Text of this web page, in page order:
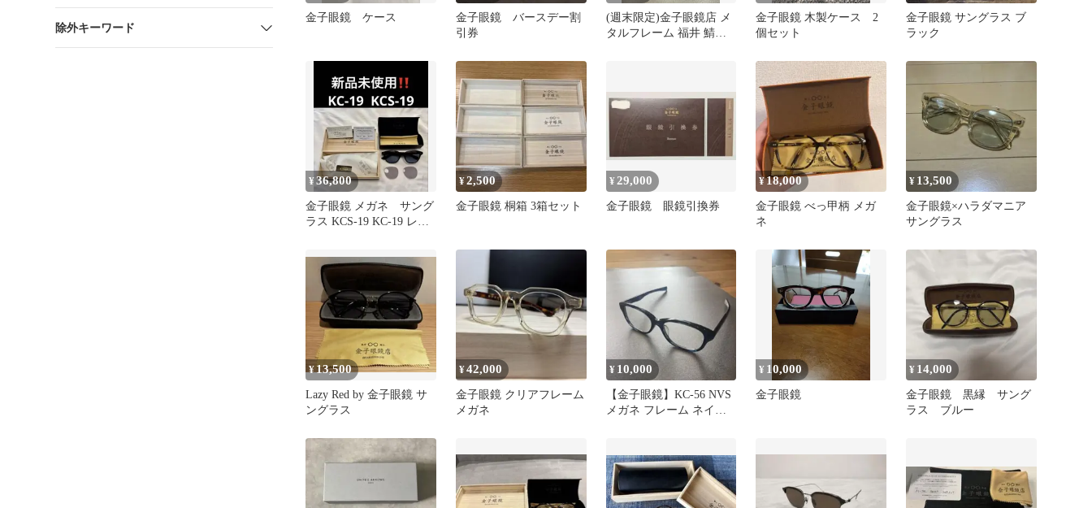
除外キーワード
金子眼鏡 ケース
金子眼鏡 バースデー割
引券
(週末限定)金子眼鏡店 メ
タルフレーム 福井 鯖江
金子眼鏡 木製ケース 2
個セット
金子眼鏡 サングラス ブ
ラック
¥36,800
金子眼鏡 メガネ サング
ラス KCS-19 KC-19 レン
¥2,500
金子眼鏡 桐箱 3箱セット
¥ 29,000
金子眼鏡 眼鏡引換券
¥18,000
金子眼鏡 べっ甲柄 メガ
ネ
¥ 13,500
金子眼鏡×ハラダマニア
サングラス
¥ 13,500
Lazy Red by 金子眼鏡 サ
ングラス
¥42,000
金子眼鏡 クリアフレーム
メガネ
¥ 10,000
【金子眼鏡】KC-56 NVS
メガネ フレーム ネイビ
¥ 10,000
金子眼鏡
¥ 14,000
金子眼鏡 黒縁 サング
ラス ブルー